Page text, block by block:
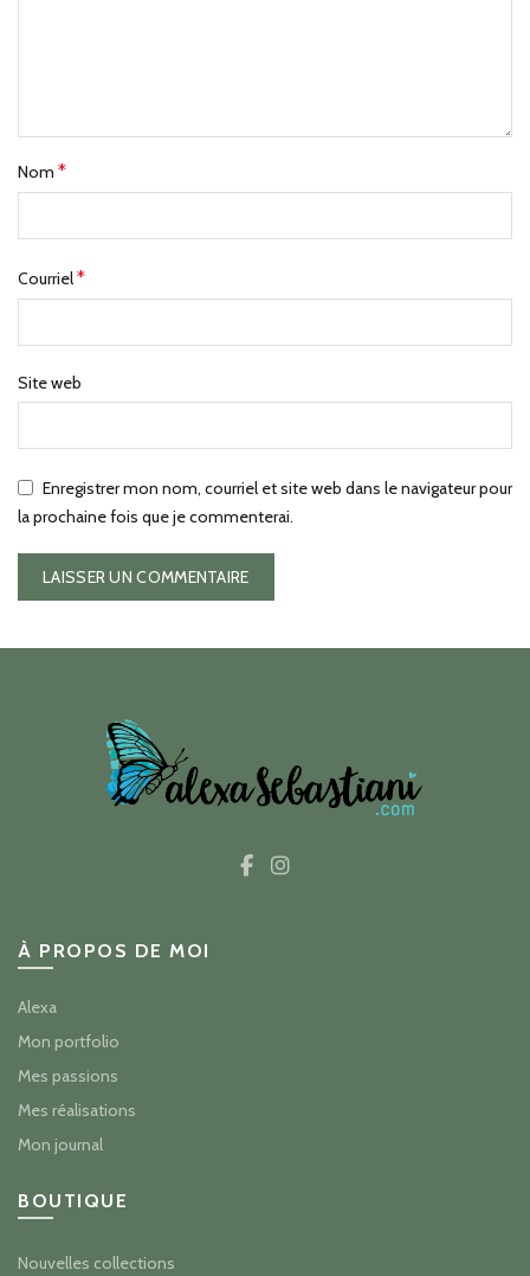
Nom *
Courriel*
Site web
Enregistrer mon nom, courriel et site web dans le navigateur pour
la prochaine fois que je commenterai.
À PROPOS DE MOI
Alexa
Mon portfolio
Mes passions
Mes réalisations
Mon journal
BOUTIQUE
Nouvelles collections